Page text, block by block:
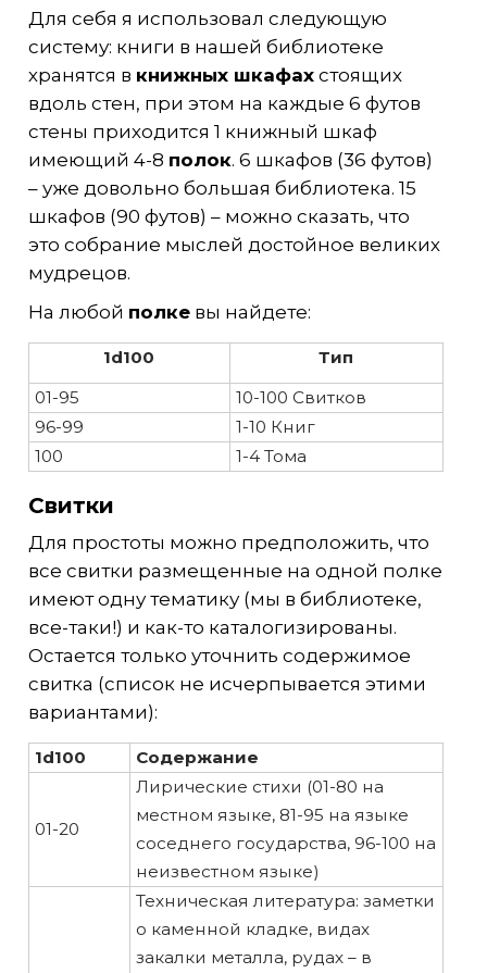
Для себя я использовал следующую
систему: книги в нашей библиотеке
хранятся в книжных шкафахстоящих
вдоль стен, при этом на каждые 6 футов
стены приходится 1 книжный шкаф
имеющий 4-8 полок. 6 шкафов (36 футов)
– уже довольно большая библиотека. 15
шкафов (90 футов) – можно сказать, что
это собрание мыслей достойное великих
мудрецов.
На любой полкевы найдете:
1d100
Тип
01-95
10-100 Свитков
96-99
1-10 Книг
100
1-4 Тома
Свитки
Для простоты можно предположить, что
все свитки размещенные на одной полке
имеют одну тематику (мы в библиотеке,
все-таки!) и как-то каталогизированы.
Остается только уточнить содержимое
свитка (список не исчерпывается этими
вариантами):
1d100 Содержание
01-20
Лирические стихи (01-80 на
местном языке, 81-95 на языке
соседнего государства, 96-100 на
неизвестном языке)
Техническая литература: заметки
о каменной кладке, видах
закалки металла, рудах – в